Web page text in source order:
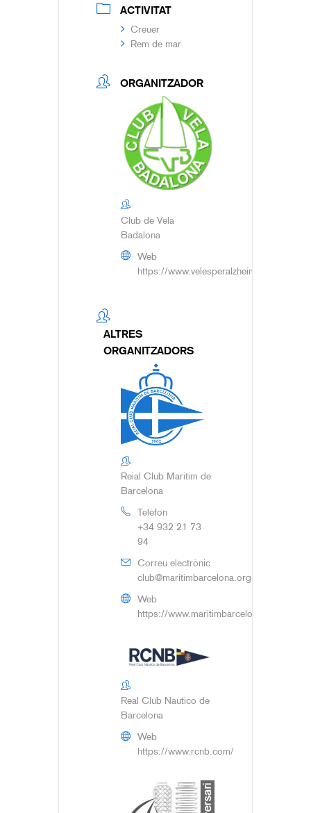
ACTIVITAT
Creuer
Rem de mar
ORGANITZADOR
Club de Vela
Badalona
Web
https://www.velesperalzheimer.org/
ALTRES
ORGANITZADORS
Reial Club Marítim de
Barcelona
Telèfon
+34 932 21 73
94
Correu electrònic
club@maritimbarcelona.org
Web
https://www.maritimbarcelona.org
Real Club Nautico de
Barcelona
Web
https://www.rcnb.com/